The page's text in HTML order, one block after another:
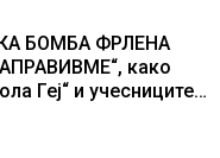
БОМБА ФРЛЕНА
како
Геј“ и учесниците